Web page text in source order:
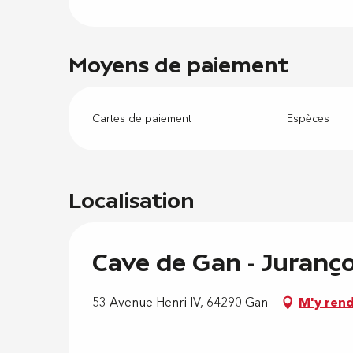
Moyens de paiement
Cartes de paiement Espèces
Localisation
Cave de Gan -
53 Avenue Henri IV, 64290 Gan M'y